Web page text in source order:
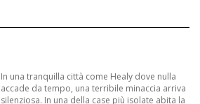
In una tranquilla città come Healy dove nulla
accade da tempo, una terribile minaccia arriva
silenziosa. In una della case più isolate abita la